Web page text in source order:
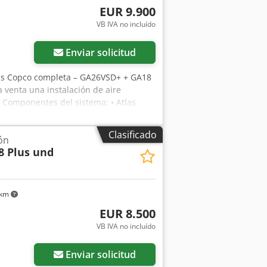
EUR 9.900
VB IVA no incluído
Enviar solicitud
completa – GA26VSD+ + GA18
venta una instalación de aire
del sistema: • Atlas
aprox. 28.000 h - Potencia: 26 kW -
400 V / 50 Hz / 3 fases • Atlas Copco
37.000 h - Potencia: 18,5 kW -
rpm • Secador frigorífico Atlas Copco
aire comprimido: 13 bar - Conexión:
de funcionamiento según
/ sin tuberías / con accesorios
2024. Estado visual según fotos.
y recomendación de
• Venta preferente a empresas •
Clasificado
Plus und
EUR 8.500
VB IVA no incluído
Enviar solicitud